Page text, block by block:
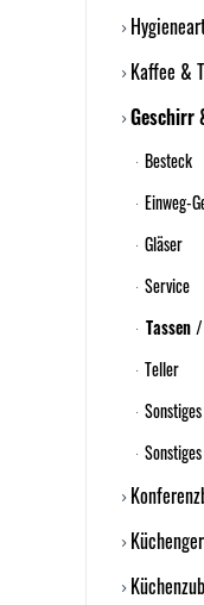
Kaffee &
Geschirr
Besteck
Einweg-
Gläser
Service
Tassen
Teller
Sonstiges